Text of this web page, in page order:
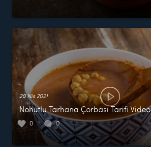
20 Nis 2021
Nohutlu Tarhana Çorbası Tarifi Video
0 0